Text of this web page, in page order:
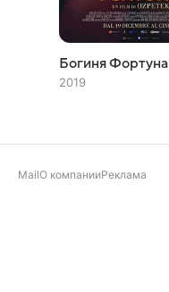
Богиня Фортуна
2019
MailО компанииРеклама